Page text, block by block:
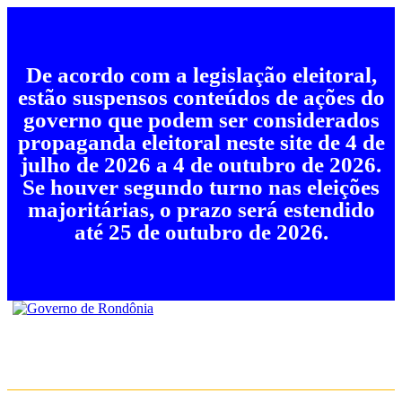
De acordo com a legislação eleitoral,
estão suspensos conteúdos de ações do
governo que podem ser considerados
propaganda eleitoral neste site de 4 de
julho de 2026 a 4 de outubro de 2026.
Se houver segundo turno nas eleições
majoritárias, o prazo será estendido
até 25 de outubro de 2026.